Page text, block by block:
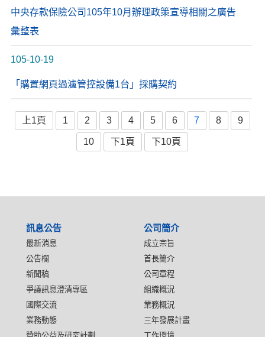
中央存款保險公司105年10月辦理政策宣導相關之廣告
彙整表
105-10-19
「購置網頁過瀘管控設備1台」採購契約
上1頁 1 2 3 4 5 6 7 8 9
10 下1頁 下10頁
訊息公告
最新消息
公告欄
新聞稿
爭議訊息澄清專區
國際交流
業務動態
公司簡介
成立宗旨
首長簡介
公司章程
組織概況
業務概況
三年發展計畫